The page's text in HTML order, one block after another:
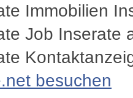
Immobilien
Job Inserate
besuchen